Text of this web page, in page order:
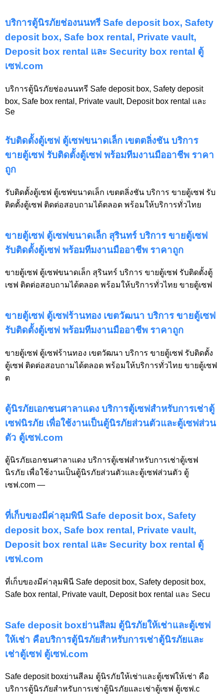
บริการตู้นิรภัยช่องนนทรี Safe deposit box, Safety
deposit box, Safe box rental, Private vault,
Deposit box rental และ Security box rental ตู้
เซฟ.com
บริการตู้นิรภัยช่องนนทรี Safe deposit box, Safety deposit
box, Safe box rental, Private vault, Deposit box rental และ
Se
รับติดตั้งตู้เซฟ ตู้เซฟขนาดเล็ก เขตตลิ่งชัน บริการ
ขายตู้เซฟ รับติดตั้งตู้เซฟ พร้อมทีมงานมืออาชีพ ราคา
ถูก
รับติดตั้งตู้เซฟ ตู้เซฟขนาดเล็ก เขตตลิ่งชัน บริการ ขายตู้เซฟ รับ
ติดตั้งตู้เซฟ ติดต่อสอบถามได้ตลอด พร้อมให้บริการทั่วไทย
ขายตู้เซฟ ตู้เซฟขนาดเล็ก สุรินทร์ บริการ ขายตู้เซฟ
รับติดตั้งตู้เซฟ พร้อมทีมงานมืออาชีพ ราคาถูก
ขายตู้เซฟ ตู้เซฟขนาดเล็ก สุรินทร์ บริการ ขายตู้เซฟ รับติดตั้งตู้
เซฟ ติดต่อสอบถามได้ตลอด พร้อมให้บริการทั่วไทย ขายตู้เซฟ
ขายตู้เซฟ ตู้เซฟร้านทอง เขตวัฒนา บริการ ขายตู้เซฟ
รับติดตั้งตู้เซฟ พร้อมทีมงานมืออาชีพ ราคาถูก
ขายตู้เซฟ ตู้เซฟร้านทอง เขตวัฒนา บริการ ขายตู้เซฟ รับติดตั้ง
ตู้เซฟ ติดต่อสอบถามได้ตลอด พร้อมให้บริการทั่วไทย ขายตู้เซฟ
ต
ตู้นิรภัยเอกชนศาลาแดง บริการตู้เซฟสำหรับการเช่าตู้
เซฟนิรภัย เพื่อใช้งานเป็นตู้นิรภัยส่วนตัวและตู้เซฟส่วน
ตัว ตู้เซฟ.com
ตู้นิรภัยเอกชนศาลาแดง บริการตู้เซฟสำหรับการเช่าตู้เซฟ
นิรภัย เพื่อใช้งานเป็นตู้นิรภัยส่วนตัวและตู้เซฟส่วนตัว ตู้
เซฟ.com —
ที่เก็บของมีค่าลุมพินี Safe deposit box, Safety
deposit box, Safe box rental, Private vault,
Deposit box rental และ Security box rental ตู้
เซฟ.com
ที่เก็บของมีค่าลุมพินี Safe deposit box, Safety deposit box,
Safe box rental, Private vault, Deposit box rental และ Secu
Safe deposit boxย่านสีลม ตู้นิรภัยให้เช่าและตู้เซฟ
ให้เช่า คือบริการตู้นิรภัยสำหรับการเช่าตู้นิรภัยและ
เช่าตู้เซฟ ตู้เซฟ.com
Safe deposit boxย่านสีลม ตู้นิรภัยให้เช่าและตู้เซฟให้เช่า คือ
บริการตู้นิรภัยสำหรับการเช่าตู้นิรภัยและเช่าตู้เซฟ ตู้เซฟ.c